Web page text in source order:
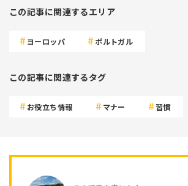
この記事に関連するエリア
ヨーロッパ ポルトガル
この記事に関連するタグ
お役立ち情報 マナー 習慣